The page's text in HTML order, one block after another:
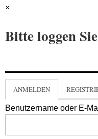
×
Bitte loggen
ANMELDEN
Benutzername oder E-